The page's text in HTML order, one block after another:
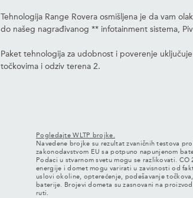
Tehnologija Range Rovera osmišljena je da vam
do našeg nagrađivanog ** infotainment sistema,
Paket tehnologija za udobnost i poverenje
točkovima i odziv terena 2.
Pogledajte WLTP brojke.
Navedene brojke su rezultat zvaničnih testova
zakonodavstvom EU sa potpuno napunjenom
Podaci u stvarnom svetu mogu se razlikovati.
energije i domet mogu varirati u zavisnosti od
uslovi okoline, opterećenje, podešavanje
baterije. Brojevi dometa su zasnovani na
ruti.